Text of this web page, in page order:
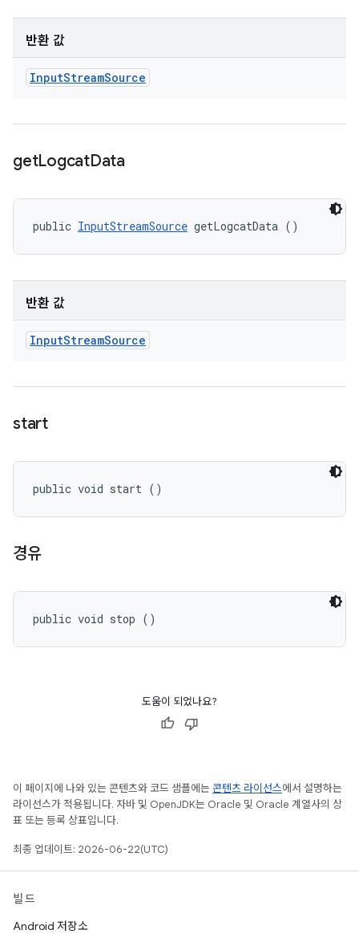
반환 값
InputStreamSource
getLogcatData
public InputStreamSource getLogcatData ()
반환 값
InputStreamSource
start
public void start ()
경유
public void stop ()
도움이 되었나요?
이 페이지에 나와 있는 콘텐츠와 코드 샘플에는 콘텐츠 라이선스에서 설명하는
라이선스가 적용됩니다. 자바 및 OpenJDK는 Oracle 및 Oracle 계열사의 상
표 또는 등록 상표입니다.
최종 업데이트: 2026-06-22(UTC)
빌드
Android 저장소